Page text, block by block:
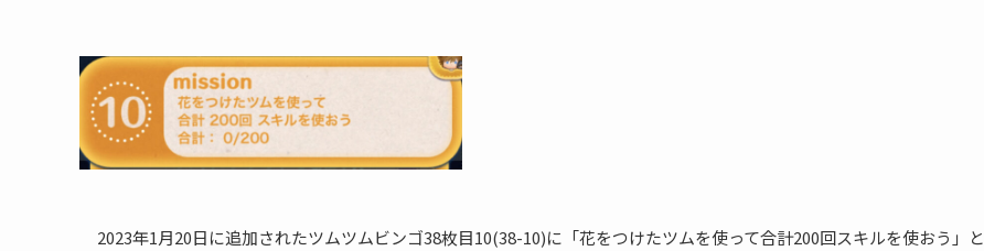
2023年1月20日に追加されたツムツムビンゴ38枚目10(38-10)に「花をつけたツムを使って合計200回スキルを使おう」と